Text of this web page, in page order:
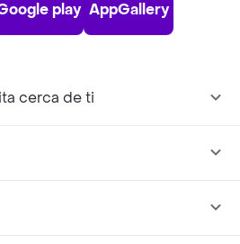
play AppGallery
cerca de ti